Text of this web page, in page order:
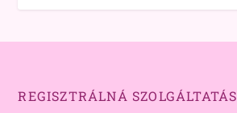
REGISZTRÁLNÁ